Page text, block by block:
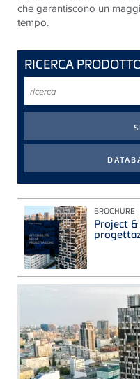
che garantiscono un
tempo.
RICERCA
BROCHURE
Project